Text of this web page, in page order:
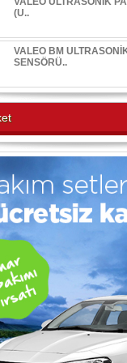
(U..
VALEO BM
SENSÖRÜ..